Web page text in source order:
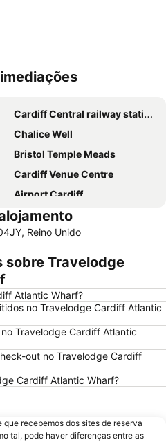
Cardiff Central railway station
Chalice Well
Bristol Temple Meads
Cardiff Venue Centre
Airport Cardiff
Hipódromo de Bristol
Reino Unido
sobre Travelodge
Atlantic Wharf?
no Travelodge Cardiff Atlantic
Travelodge Cardiff Atlantic
out no Travelodge Cardiff
Cardiff Atlantic Wharf?
recebemos dos sites de reserva
tal, pode haver diferenças entre as